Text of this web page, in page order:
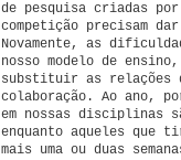
de pesquisa criadas
competição precisam
Novamente, as
nosso modelo de
substituir as relações
colaboração. Ao ano,
em nossas disciplinas
enquanto aqueles que
mais uma ou duas